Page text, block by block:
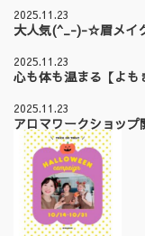
2025.11.23
大人気(^_-)-☆眉メイ
2025.11.23
心も体も温まる【よも
2025.11.23
アロマワークショッ